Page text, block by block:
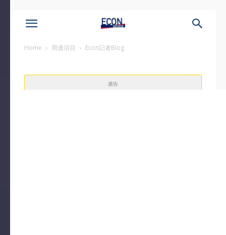
Home 周邊項目 Econ記者Blog
廣告